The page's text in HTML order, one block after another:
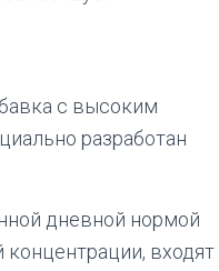
с высоким
разработан
дневной нормой
входят